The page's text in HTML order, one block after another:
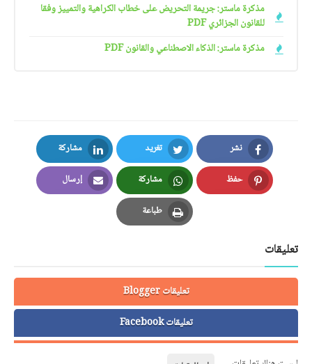
مذكرة ماستر: جريمة التحريض على خطاب الكراهية والتمييز وفقا
للقانون الجزائري PDF
مذكرة ماستر: الذكاء الاصطناعي والقانون PDF
نشر
Facebook
تغريد
Twitter
مشاركة
LinkedIn
حفظ
Pinterest
مشاركة
Whatsapp
إرسال
Email
طباعة
Print
تعليقات
تعليقات Blogger
تعليقات Facebook